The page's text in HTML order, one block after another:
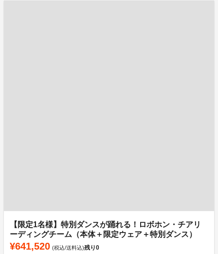
【限定1名様】特別ダンスが踊れる！ロボホン・チアリ
ーディングチーム（本体＋限定ウェア＋特別ダンス）
¥641,520 (税込/送料込)残り0